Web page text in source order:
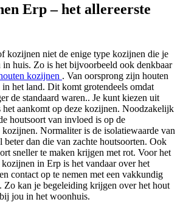
Erp – het allereerste
kozijnen niet de enige type kozijnen die je
huis. Zo is het bijvoorbeeld ook denkbaar
kozijnen . Van oorsprong zijn houten
het land. Dit komt grotendeels omdat
de standaard waren.. Je kunt kiezen uit
het aankomt op deze kozijnen. Noodzakelijk
houtsoort van invloed is op de
Normaliter is de isolatiewaarde van
beter dan die van zachte houtsoorten. Ook
sneller te maken krijgen met rot. Voor het
in Erp is het vandaar over het
contact op te nemen met een vakkundig
Zo kan je begeleiding krijgen over het hout
jou in het woonhuis.